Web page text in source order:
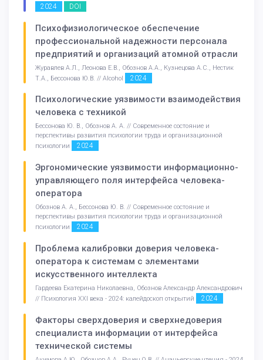
2024 DOI
Психофизиологическое обеспечение
профессиональной надежности персонала
предприятий и организаций атомной отрасли
Журавлев А.Л., Леонова Е.В., Обознов А.А., Кузнецова А.С., Нестик
Т.А., Бессонова Ю.В. // Alcohol
2024
Психологические уязвимости взаимодействия
человека с техникой
Бессонова Ю. В., Обознов А. А. // Современное состояние и
перспективы развития психологии труда и организационной
психологии
2024
Эргономические уязвимости информационно-
управляющего поля интерфейса человека-
оператора
Обознов А. А., Бессонова Ю. В. // Современное состояние и
перспективы развития психологии труда и организационной
психологии
2024
Проблема калибровки доверия человека-
оператора к системам с элементами
искусственного интеллекта
Гардеева Екатерина Николаевна, Обознов Александр Александрович
// Психология XXI века - 2024: калейдоскоп открытий
2024
Факторы сверхдоверия и сверхнедоверия
специалиста информации от интерфейса
технической системы